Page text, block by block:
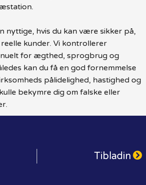
nyttige, hvis du kan være sikker på,
kunder. Vi kontrollerer
for ægthed, sprogbrug og
kan du få en god fornemmelse
pålidelighed, hastighed og
bekymre dig om falske eller
Tibladin